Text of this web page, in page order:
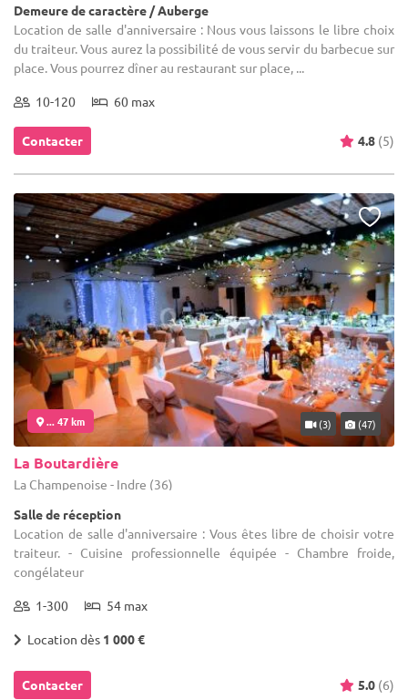
Demeure de caractère / Auberge
Location de salle d'anniversaire : Nous vous laissons le libre choix
du traiteur. Vous aurez la possibilité de vous servir du barbecue sur
place. Vous pourrez dîner au restaurant sur place, ...
10-120 60 max
Contacter 4.8 (5)
... 47 km (3) (47)
La Boutardière
La Champenoise - Indre (36)
Salle de réception
Location de salle d'anniversaire : Vous êtes libre de choisir votre
traiteur. - Cuisine professionnelle équipée - Chambre froide,
congélateur
1-300 54 max
Location dès 1 000 €
Contacter 5.0 (6)